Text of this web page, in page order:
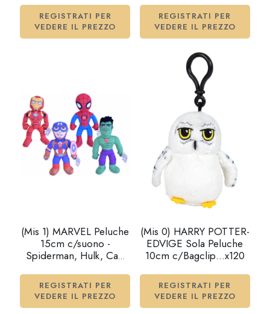
REGISTRATI PER
VEDERE IL PREZZO
REGISTRATI PER
VEDERE IL PREZZO
(Mis 1) MARVEL Peluche
15cm c/suono -
Spiderman, Hulk, Cap
x60
REGISTRATI PER
VEDERE IL PREZZO
(Mis 0) HARRY POTTER-
EDVIGE Sola Peluche
10cm c/Bagclip…x120
REGISTRATI PER
VEDERE IL PREZZO